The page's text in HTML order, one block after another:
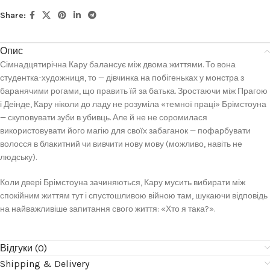
Share:
Опис
Сімнадцятирічна Кару балансує між двома життями. То вона
студентка-художниця, то — дівчинка на побігеньках у монстра з
баранячими рогами, що править їй за батька. Зростаючи між Прагою
і Деінде, Кару ніколи до ладу не розуміла «темної праці» Брімстоуна
— скуповувати зуби в убивць. Але й не не соромилася
використовувати його магію для своїх забаганок — пофарбувати
волосся в блакитний чи вивчити нову мову (можливо, навіть не
людську).
Коли двері Брімстоуна зачиняються, Кару мусить вибирати між
спокійним життям тут і спустошливою війною там, шукаючи відповідь
на найважливіше запитання свого життя: «Хто я така?».
Відгуки (0)
Shipping & Delivery